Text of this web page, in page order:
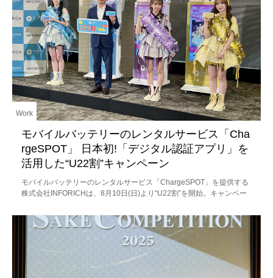
モバイルバッテリーのレンタルサービス「Cha
rgeSPOT」 日本初!「デジタル認証アプリ」を
活用した“U22割”キャンペーン
モバイルバッテリーのレンタルサービス「ChargeSPOT」を提供する
株式会社INFORICHは、8月10日(日)より“U22割”を開始。キャンペー
Work